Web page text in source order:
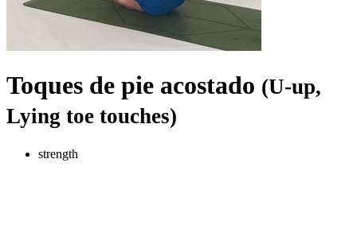
Toques de pie acostado (U-up,
Lying toe touches)
strength